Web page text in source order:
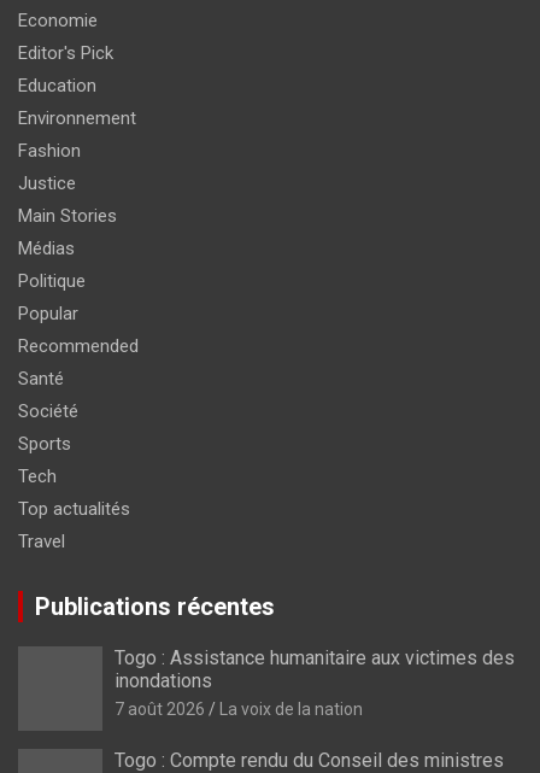
Economie
Editor's Pick
Education
Environnement
Fashion
Justice
Main Stories
Médias
Politique
Popular
Recommended
Santé
Société
Sports
Tech
Top actualités
Travel
Publications récentes
Togo : Assistance humanitaire aux victimes des
inondations
7 août 2026 La voix de la nation
Togo : Compte rendu du Conseil des ministres